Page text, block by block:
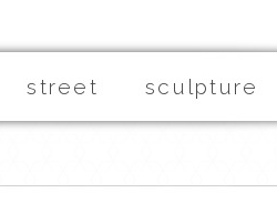
street sculpture